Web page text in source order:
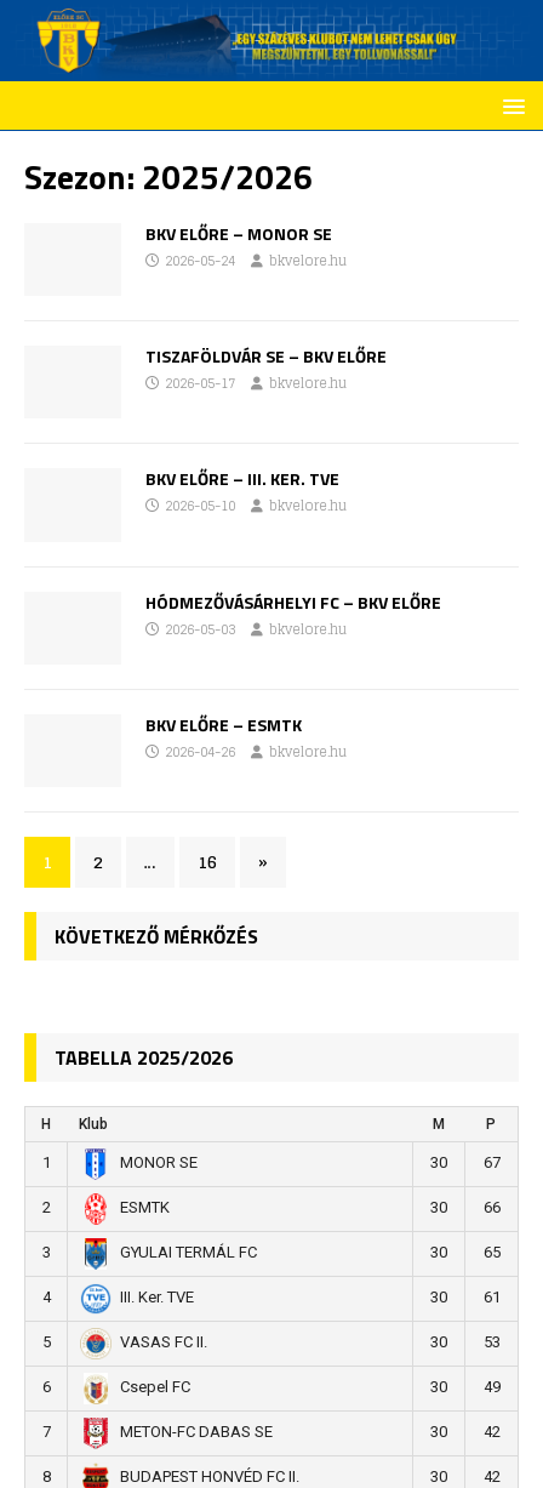
Szezon: 2025/2026
BKV ELŐRE – MONOR SE
2026-05-24 bkvelore.hu
TISZAFÖLDVÁR SE – BKV ELŐRE
2026-05-17 bkvelore.hu
BKV ELŐRE – III. KER. TVE
2026-05-10 bkvelore.hu
HÓDMEZŐVÁSÁRHELYI FC – BKV ELŐRE
2026-05-03 bkvelore.hu
BKV ELŐRE – ESMTK
2026-04-26 bkvelore.hu
1 2 … 16 »
KÖVETKEZŐ MÉRKŐZÉS
TABELLA 2025/2026
H Klub M P
1 MONOR SE 30 67
2 ESMTK 30 66
3 GYULAI TERMÁL FC 30 65
4 III. Ker. TVE 30 61
5 VASAS FC II. 30 53
6 Csepel FC 30 49
7 METON-FC DABAS SE 30 42
8 BUDAPEST HONVÉD FC II. 30 42